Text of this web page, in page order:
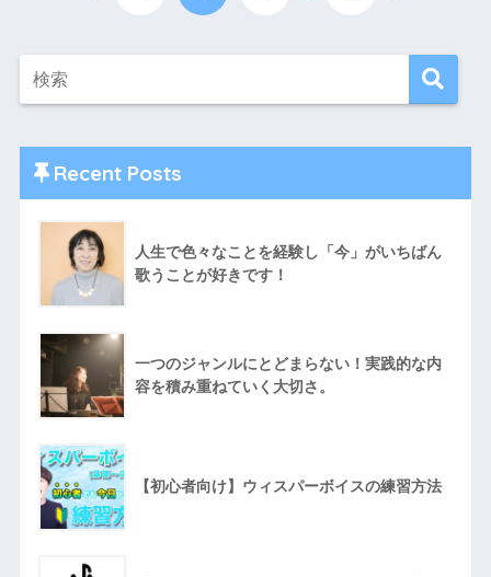
Recent Posts
人生で色々なことを経験し「今」がいちばん
歌うことが好きです！
一つのジャンルにとどまらない！実践的な内
容を積み重ねていく大切さ。
【初心者向け】ウィスパーボイスの練習方法